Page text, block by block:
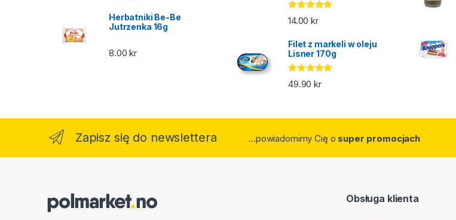
Herbatniki Be-Be
Jutrzenka 16g
8.00kr
Oceniono
5.00na 5
14.00kr
Filet z markeli w oleju
Lisner 170g
Oceniono
5.00na 5
49.90kr
Zapisz się do newslettera ...powiadomimy Cię o super promocjach
Obsługa klienta